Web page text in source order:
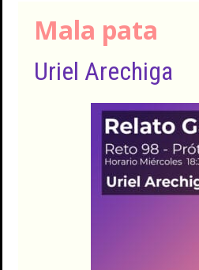
Mala pata
Uriel Arechiga